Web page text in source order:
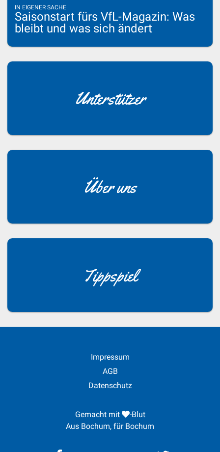
IN EIGENER SACHE
Saisonstart fürs VfL-Magazin: Was
bleibt und was sich ändert
Unterstützer
Über uns
Tippspiel
Impressum
AGB
Datenschutz
Gemacht mit
-Blut
Aus Bochum, für Bochum